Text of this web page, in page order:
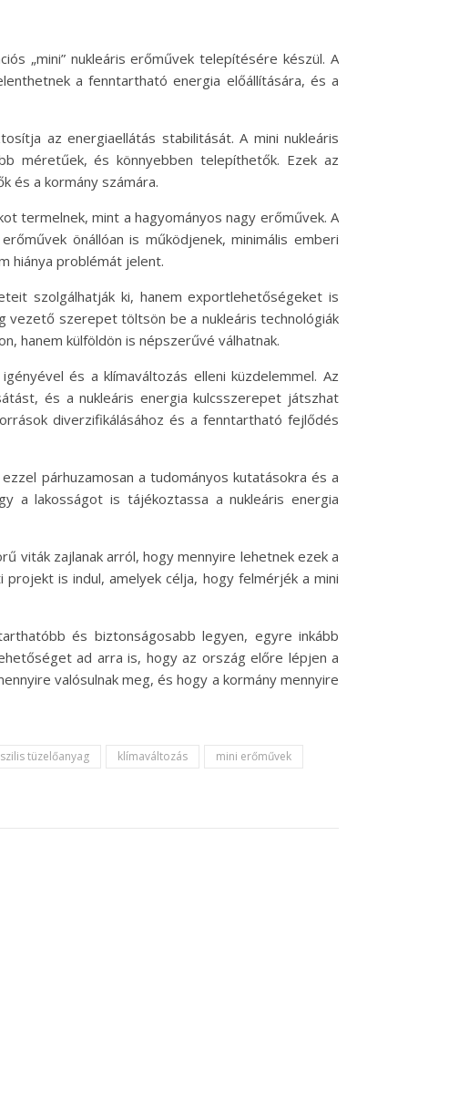
„mini” nukleáris erőművek telepítésére készül. A
a fenntartható energia előállítására, és a
az energiaellátás stabilitását. A mini nukleáris
méretűek, és könnyebben telepíthetők. Ezek az
és a kormány számára.
termelnek, mint a hagyományos nagy erőművek. A
önállóan is működjenek, minimális emberi
hiánya problémát jelent.
szolgálhatják ki, hanem exportlehetőségeket is
vezető szerepet töltsön be a nukleáris technológiák
hanem külföldön is népszerűvé válhatnak.
és a klímaváltozás elleni küzdelemmel. Az
és a nukleáris energia kulcsszerepet játszhat
diverzifikálásához és a fenntartható fejlődés
párhuzamosan a tudományos kutatásokra és a
a lakosságot is tájékoztassa a nukleáris energia
viták zajlanak arról, hogy mennyire lehetnek ezek a
is indul, amelyek célja, hogy felmérjék a mini
és biztonságosabb legyen, egyre inkább
ad arra is, hogy az ország előre lépjen a
valósulnak meg, és hogy a kormány mennyire
tüzelőanyag klímaváltozás
mini erőművek